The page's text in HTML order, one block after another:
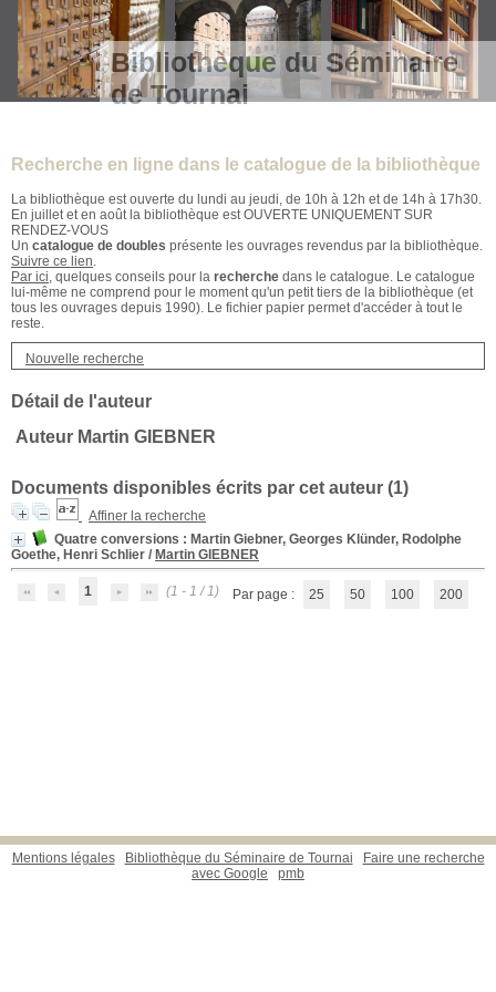
Bibliothèque du Séminaire
de Tournai
Recherche en ligne dans le catalogue de la bibliothèque
La bibliothèque est ouverte du lundi au jeudi, de 10h à 12h et de 14h à 17h30.
En juillet et en août la bibliothèque est OUVERTE UNIQUEMENT SUR
RENDEZ-VOUS
Un catalogue de doubles présente les ouvrages revendus par la bibliothèque.
Suivre ce lien.
Par ici, quelques conseils pour la recherche dans le catalogue. Le catalogue
lui-même ne comprend pour le moment qu'un petit tiers de la bibliothèque (et
tous les ouvrages depuis 1990). Le fichier papier permet d'accéder à tout le
reste.
Nouvelle recherche
Détail de l'auteur
Auteur Martin GIEBNER
Documents disponibles écrits par cet auteur (1)
Affiner la recherche
Quatre conversions : Martin Giebner, Georges Klünder, Rodolphe
Goethe, Henri Schlier / Martin GIEBNER
1 (1 - 1 / 1) Par page : 25 50 100 200
Mentions légales Bibliothèque du Séminaire de Tournai
Faire une recherche
avec Google
pmb